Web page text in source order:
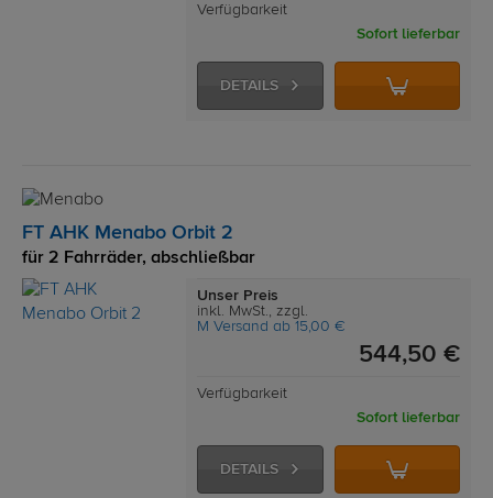
Verfügbarkeit
Sofort lieferbar
DETAILS
FT AHK Menabo Orbit 2
für 2 Fahrräder, abschließbar
Unser Preis
inkl. MwSt., zzgl.
M Versand ab 15,00 €
544,50 €
Verfügbarkeit
Sofort lieferbar
DETAILS